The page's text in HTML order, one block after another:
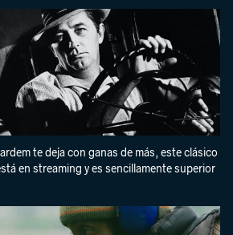
te deja con ganas de más, este clásico
en streaming y es sencillamente superior